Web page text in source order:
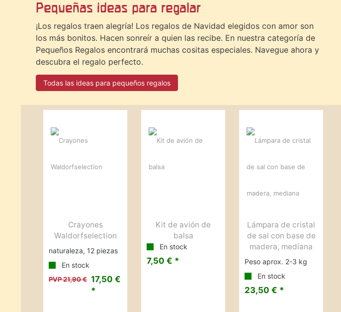
Pequeñas ideas para regalar
¡Los regalos traen alegría! Los regalos de Navidad elegidos con amor son
los más bonitos. Hacen sonreír a quien las recibe. En nuestra categoría de
Pequeños Regalos encontrará muchas cositas especiales. Navegue ahora y
descubra el regalo perfecto.
Todas las ideas para pequeños regalos
Crayones
Waldorfselection
naturaleza, 12 piezas
En stock
PVP 21,90 € 17,50 €
*
Kit de avión de
balsa
En stock
7,50 € *
Lámpara de cristal
de sal con base de
madera, mediana
Peso aprox. 2-3 kg
En stock
23,50 € *